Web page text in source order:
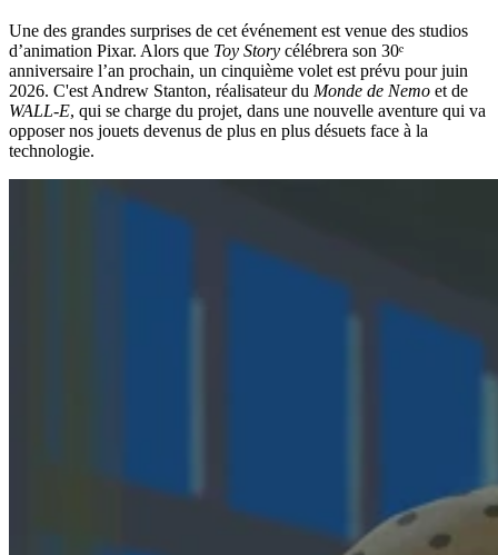
Une des grandes surprises de cet événement est venue des studios
d’animation Pixar. Alors que Toy Story célébrera son 30ᵉ
anniversaire l’an prochain, un cinquième volet est prévu pour juin
2026. C'est Andrew Stanton, réalisateur du Monde de Nemo et de
WALL-E, qui se charge du projet, dans une nouvelle aventure qui va
opposer nos jouets devenus de plus en plus désuets face à la
technologie.